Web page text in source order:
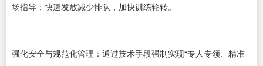
场指导；快速发放减少排队，加快训练轮转。
强化安全与规范化管理：通过技术手段强制实现“专人专领、精准